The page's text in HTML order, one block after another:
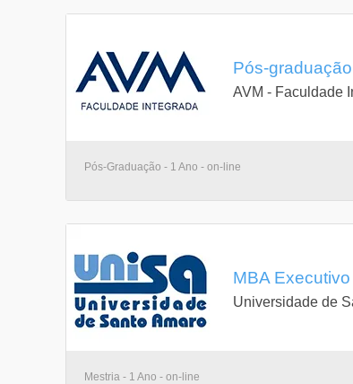
Pós-
AVM - Faculdade
Pós-Graduação - 1 Ano - on-line
MBA
Universidade de
Mestria - 1 Ano - on-line